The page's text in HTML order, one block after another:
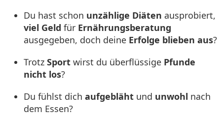
Du hast schon unzählige Diäten ausprobiert,
viel Geld für Ernährungsberatung
ausgegeben, doch deine Erfolge blieben aus?
Trotz Sport wirst du überflüssige Pfunde
nicht los?
Du fühlst dich aufgebläht und unwohl nach
dem Essen?